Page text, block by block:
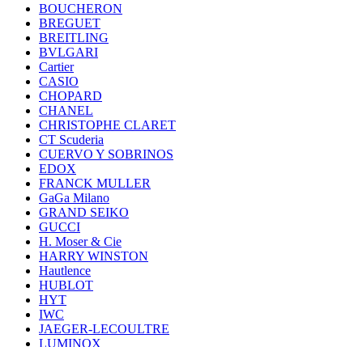
BOUCHERON
BREGUET
BREITLING
BVLGARI
Cartier
CASIO
CHOPARD
CHANEL
CHRISTOPHE CLARET
CT Scuderia
CUERVO Y SOBRINOS
EDOX
FRANCK MULLER
GaGa Milano
GRAND SEIKO
GUCCI
H. Moser & Cie
HARRY WINSTON
Hautlence
HUBLOT
HYT
IWC
JAEGER-LECOULTRE
LUMINOX